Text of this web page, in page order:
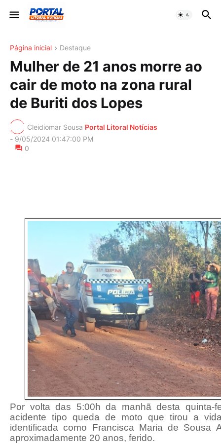
Página inicial Destaque
Mulher de 21 anos morre ao
cair de moto na zona rural
de Buriti dos Lopes
Cleidiomar Sousa Portal Litoral Notícias
- 9/05/2024 01:47:00 PM
0
Por volta das 5:00h da manhã desta quinta-
acidente tipo queda de moto que tirou a
identificada como Francisca Maria de Sousa
aproximadamente 20 anos, ferido.